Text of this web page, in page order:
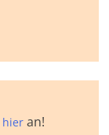
hier an!